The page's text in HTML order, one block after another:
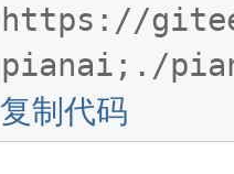
https://
pianai;./
复制代码